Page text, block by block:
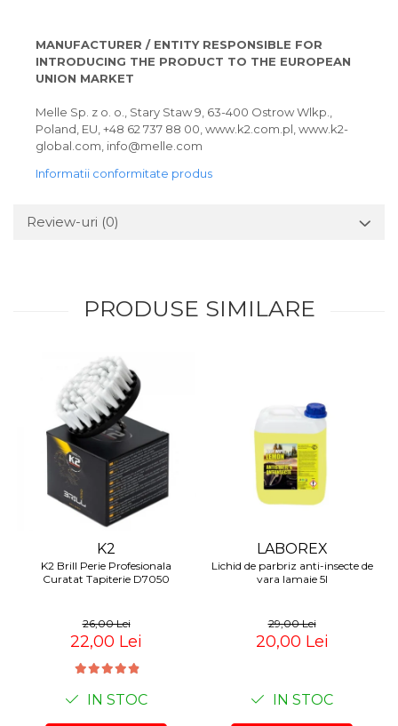
MANUFACTURER / ENTITY RESPONSIBLE FOR
INTRODUCING THE PRODUCT TO THE EUROPEAN
UNION MARKET
Melle Sp. z o. o., Stary Staw 9, 63-400 Ostrow Wlkp.,
Poland, EU, +48 62 737 88 00, www.k2.com.pl, www.k2-
global.com, info@melle.com
Informatii conformitate produs
Review-uri (0)
PRODUSE SIMILARE
K2
K2 Brill Perie Profesionala
Curatat Tapiterie D7050
26,00 Lei
22,00 Lei
IN STOC
LABOREX
Lichid de parbriz anti-insecte de
vara lamaie 5l
29,00 Lei
20,00 Lei
IN STOC